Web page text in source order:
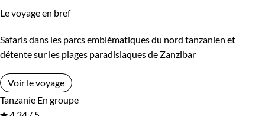
Le voyage en bref
Safaris dans les parcs emblématiques du nord tanzanien et
détente sur les plages paradisiaques de Zanzibar
Voir le voyage
Tanzanie En groupe